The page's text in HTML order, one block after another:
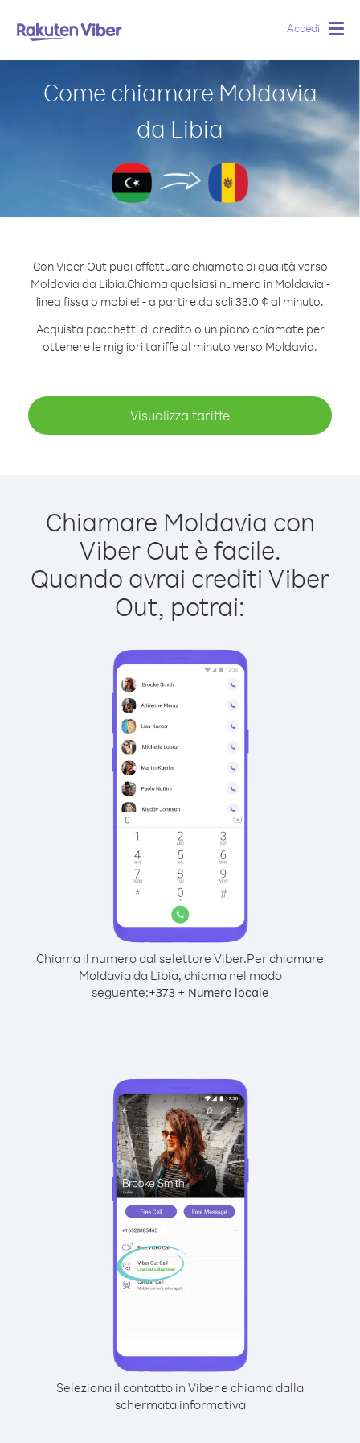
Accedi
Come chiamare Moldavia
da Libia
Con Viber Out puoi effettuare chiamate di qualità verso
Moldavia da Libia.Chiama qualsiasi numero in Moldavia -
linea fissa o mobile! - a partire da soli 33.0 ¢ al minuto.
Acquista pacchetti di credito o un piano chiamate per
ottenere le migliori tariffe al minuto verso Moldavia.
Visualizza tariffe
Chiamare Moldavia con
Viber Out è facile.
Quando avrai crediti Viber
Out, potrai:
Chiama il numero dal selettore Viber.Per chiamare
Moldavia da Libia, chiama nel modo
seguente:+373 + Numero locale
Seleziona il contatto in Viber e chiama dalla
schermata informativa